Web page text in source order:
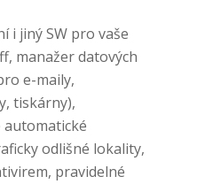
i jiný SW pro vaše
manažer datových
e-maily,
tiskárny),
odlišné lokality,
pravidelné